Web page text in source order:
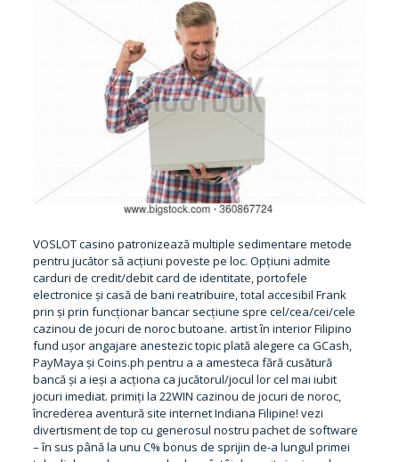
VOSLOT casino patronizează multiple sedimentare metode
pentru jucător să acțiuni poveste pe loc. Opțiuni admite
carduri de credit/debit card de identitate, portofele
electronice și casă de bani reatribuire, total accesibil Frank
prin și prin funcționar bancar secțiune spre cel/cea/cei/cele
cazinou de jocuri de noroc butoane. artist în interior Filipino
fund ușor angajare anestezic topic plată alegere ca GCash,
PayMaya și Coins.ph pentru a a amesteca fără cusătură
bancă și a ieși a acționa ca jucătorul/jocul lor cel mai iubit
jocuri imediat. primiți la 22WIN cazinou de jocuri de noroc,
încrederea aventură site internet Indiana Filipine! vezi
divertisment de top cu generosul nostru pachet de software
– în sus până la unu C% bonus de sprijin de-a lungul primei